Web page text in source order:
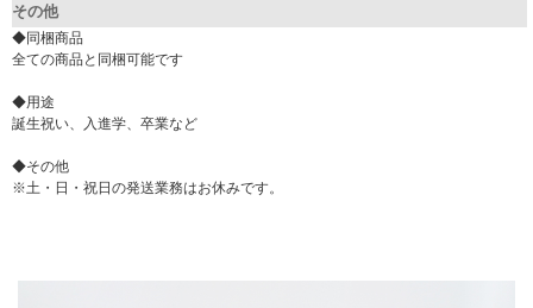
その他
◆同梱商品
全ての商品と同梱可能です
◆用途
誕生祝い、入進学、卒業など
◆その他
※土・日・祝日の発送業務はお休みです。